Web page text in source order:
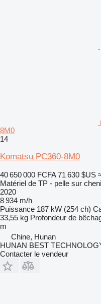
8M0
14
Komatsu PC360-8M0
40 650 000 FCFA 71 630 $US
Matériel de TP - pelle sur
2020
8 934 m/h
Puissance 187 kW (254 ch)
33,55 kg Profondeur de
m
Chine, Hunan
HUNAN BEST
Contacter le vendeur